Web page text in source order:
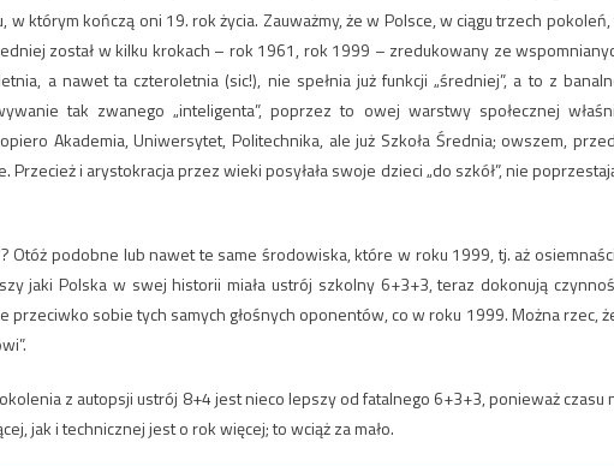
którym kończą oni 19. rok życia. Zauważmy, że w Polsce, w ciągu trzech pokoleń,
został w kilku krokach – rok 1961, rok 1999 – zredukowany ze
a nawet ta czteroletnia (sic!), nie spełnia już funkcji „średniej”, a to z
tak zwanego „inteligenta”, poprzez to owej warstwy społecznej
Akademia, Uniwersytet, Politechnika, ale już Szkoła Średnia; owszem,
i arystokracja przez wieki posyłała swoje dzieci „do szkół”, nie
Otóż podobne lub nawet te same środowiska, które w roku 1999, tj. aż
jaki Polska w swej historii miała ustrój szkolny 6+3+3, teraz dokonują
sobie tych samych głośnych oponentów, co w roku 1999. Można rzec,
z autopsji ustrój 8+4 jest nieco lepszy od fatalnego 6+3+3, ponieważ czasu
jak i technicznej jest o rok więcej; to wciąż za mało.